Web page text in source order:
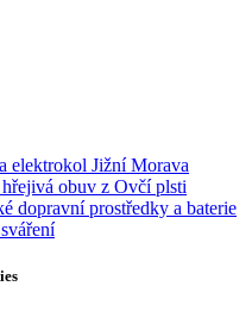
elektrokol Jižní Morava
obuv z Ovčí plsti
dopravní prostředky a baterie